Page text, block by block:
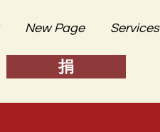
New Page Services
捐